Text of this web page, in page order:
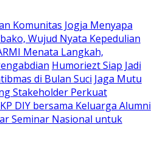
Komunitas Jogja Menyapa
Wujud Nyata Kepedulian
Menata Langkah,
Humoriezt Siap Jadi
di Bulan Suci Jaga Mutu
Stakeholder Perkuat
DIY bersama Keluarga Alumni
Seminar Nasional untuk